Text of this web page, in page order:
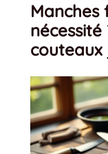
Manches
nécessité